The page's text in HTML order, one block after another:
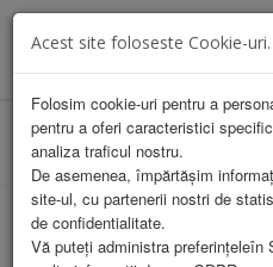
Acest site foloseste Cookie-uri.
Folosim cookie-uri pentru a
pentru a oferi caracteristici
analiza traficul nostru.
De asemenea, împărtășim
site-ul, cu partenerii nostri de
de confidentialitate.
Vă puteți administra